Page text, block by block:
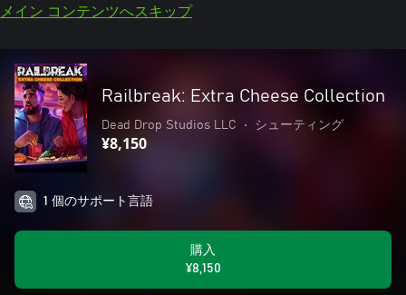
メイン コンテンツへスキップ
Railbreak: Extra Cheese Collection
Dead Drop Studios LLC • シューティング
¥8,150
1 個のサポート言語
購入
¥8,150